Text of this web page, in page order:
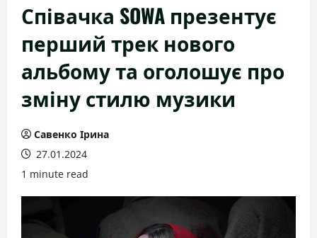
Співачка SOWA презентує
перший трек нового
альбому та оголошує про
зміну стилю музики
Савенко Ірина
27.01.2024
1 minute read